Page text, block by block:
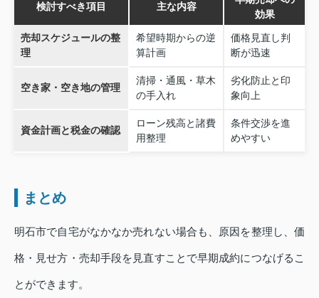
検討すべき項目 主な内容
効果
売却スケジュールの整
理
希望時期からの逆
算計画
価格見直し判
断が迅速
空き家・空き地の管理
清掃・通風・草木
の手入れ
劣化防止と印
象向上
資金計画と税金の確認
ローン残高と諸費
用整理
条件交渉を進
めやすい
まとめ
明石市で自宅がなかなか売れない場合も、原因を整理し、価
格・見せ方・売却手段を見直すことで早期成約につなげるこ
とができます。